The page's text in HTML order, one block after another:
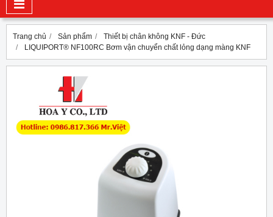
Trang chủ Sản phẩm
Thiết bị chân không KNF - Đức
LIQUIPORT® NF100RC Bơm vận chuyển chất lỏng dạng màng KNF